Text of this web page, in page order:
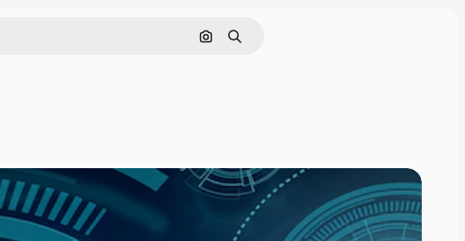
Поиск по изображению
Поиск